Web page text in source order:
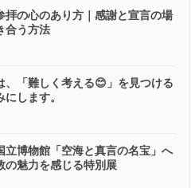
拝の心のあり方｜感謝と宣言の場
合う方法
、「難しく考える😊」を見つける
します。
立博物館「空海と真言の名宝」へ
の魅力を感じる特別展